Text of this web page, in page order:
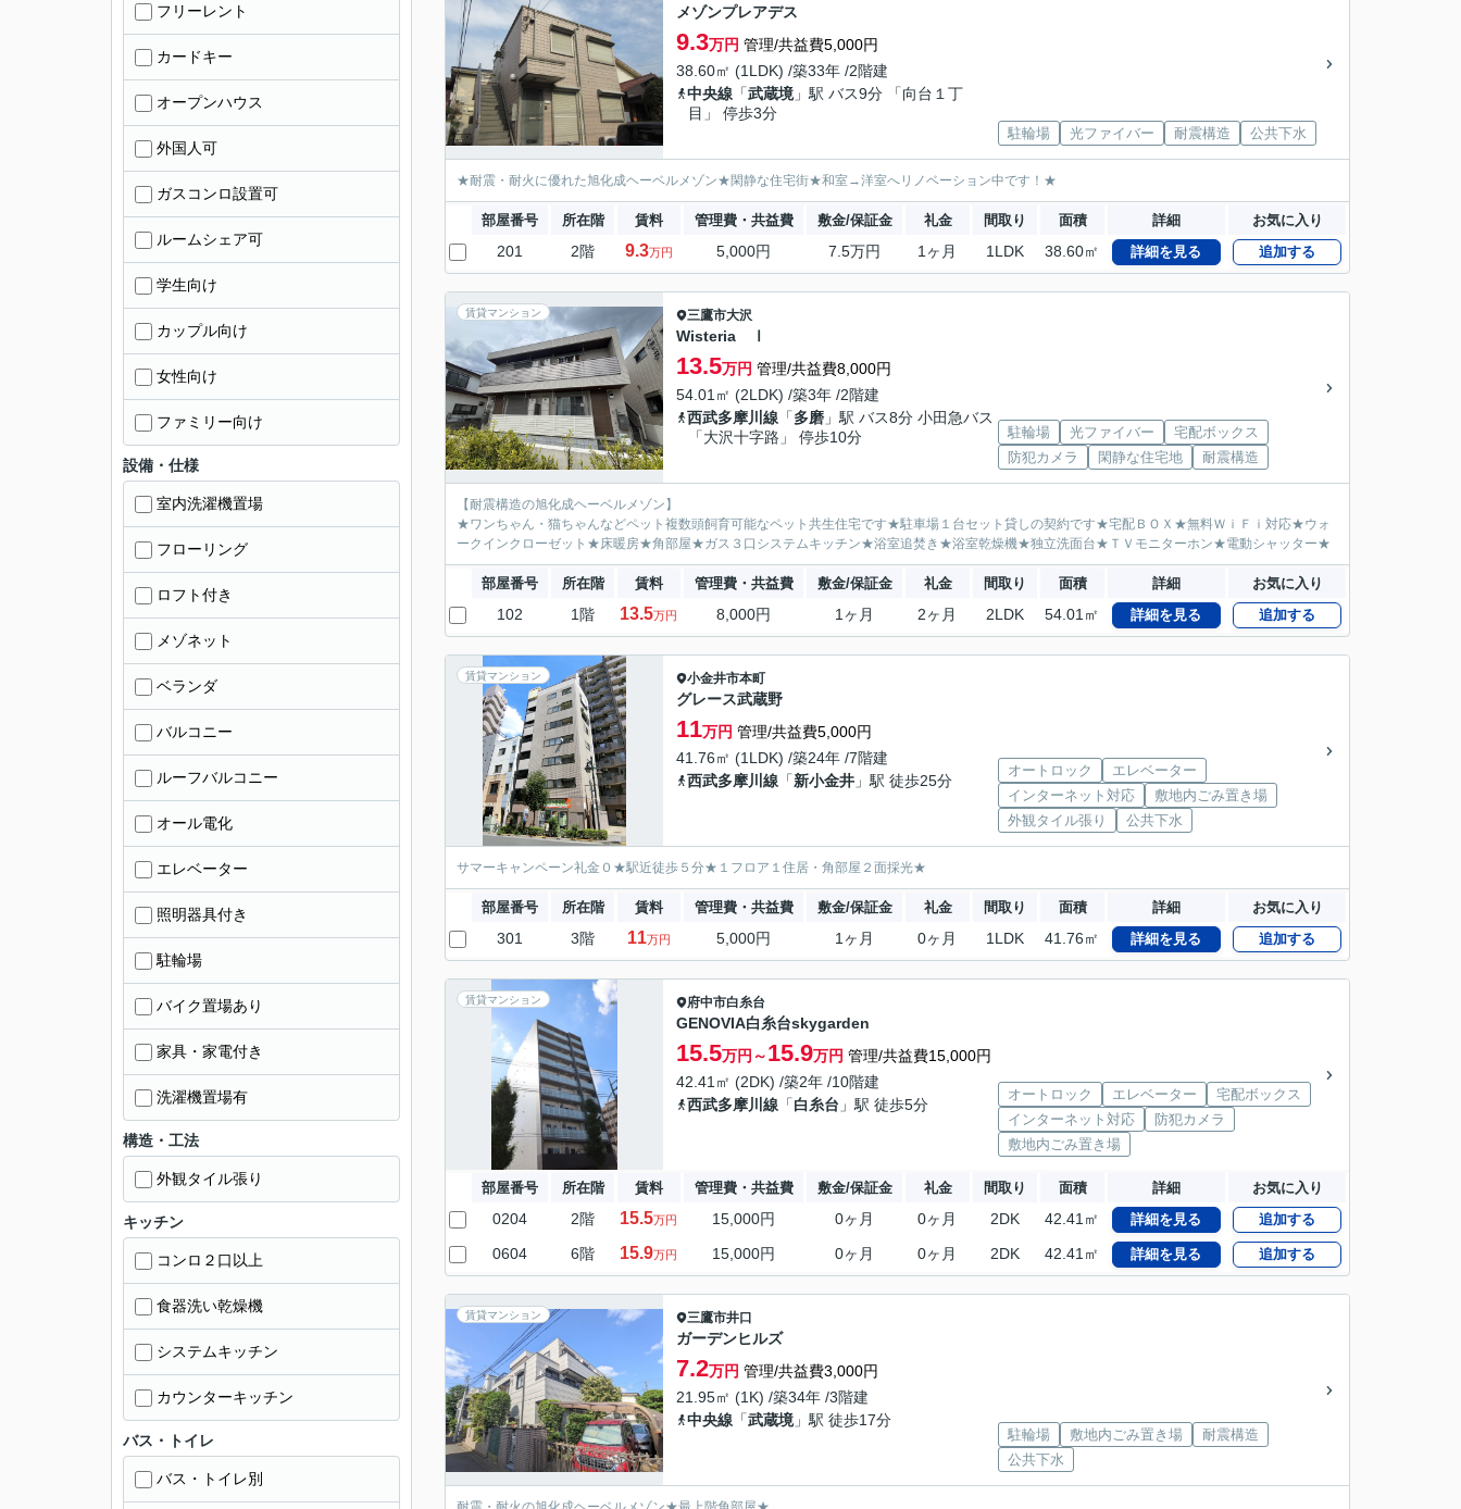
メゾンプレアデス
9.3万円 管理/共益費5,000円
38.60㎡ (1LDK) /築33年 /2階建
中央線 「武蔵境」駅 バス9分 「向台１丁
目」 停歩3分
駐輪場 光ファイバー 耐震構造 公共下水
★耐震・耐火に優れた旭化成ヘーベルメゾン★閑静な住宅街★和室→洋室へリノベーション中です！★
部屋番号 所在階 賃料 管理費・共益費 敷金/保証金 礼金 間取り 面積 詳細 お気に入り
201 2階 9.3万円 5,000円 7.5万円 1ヶ月 1LDK 38.60㎡ 詳細を見る 追加する
賃貸マンション 三鷹市大沢
Wisteria Ⅰ
13.5万円 管理/共益費8,000円
54.01㎡ (2LDK) /築3年 /2階建
西武多摩川線 「多磨 」駅 バス8分 小田急バス
「大沢十字路」 停歩10分
駐輪場 光ファイバー
宅配ボックス
防犯カメラ
閑静な住宅地 耐震構造
【耐震構造の旭化成ヘーベルメゾン】
★ワンちゃん・猫ちゃんなどペット複数頭飼育可能なペット共生住宅です★駐車場１台セット貸しの契約です★宅配ＢＯＸ★無料ＷｉＦｉ対応★ウォ
ークインクローゼット★床暖房★角部屋★ガス３口システムキッチン★浴室追焚き★浴室乾燥機★独立洗面台★ＴＶモニターホン★電動シャッター★
部屋番号 所在階 賃料 管理費・共益費 敷金/保証金 礼金 間取り 面積 詳細 お気に入り
102 1階 13.5万円 8,000円 1ヶ月 2ヶ月 2LDK 54.01㎡ 詳細を見る 追加する
賃貸マンション 小金井市本町
グレース武蔵野
11万円 管理/共益費5,000円
41.76㎡ (1LDK) /築24年 /7階建
西武多摩川線 「新小金井 」駅 徒歩25分
オートロック
エレベーター
インターネット対応
敷地内ごみ置き場
外観タイル張り
公共下水
サマーキャンペーン礼金０★駅近徒歩５分★１フロア１住居・角部屋２面採光★
部屋番号 所在階 賃料 管理費・共益費 敷金/保証金 礼金 間取り 面積 詳細 お気に入り
301 3階 11万円 5,000円 1ヶ月 0ヶ月 1LDK 41.76㎡ 詳細を見る 追加する
賃貸マンション 府中市白糸台
GENOVIA白糸台skygarden
15.5万円～15.9万円 管理/共益費15,000円
42.41㎡ (2DK) /築2年 /10階建
西武多摩川線 「白糸台 」駅 徒歩5分
オートロック エレベーター
宅配ボックス
インターネット対応
防犯カメラ
敷地内ごみ置き場
部屋番号 所在階 賃料 管理費・共益費 敷金/保証金 礼金 間取り 面積 詳細 お気に入り
0204 2階 15.5万円 15,000円 0ヶ月 0ヶ月 2DK 42.41㎡ 詳細を見る 追加する
0604 6階 15.9万円 15,000円 0ヶ月 0ヶ月 2DK 42.41㎡ 詳細を見る 追加する
賃貸マンション 三鷹市井口
ガーデンヒルズ
7.2万円 管理/共益費3,000円
21.95㎡ (1K) /築34年 /3階建
中央線 「武蔵境」駅 徒歩17分
駐輪場 敷地内ごみ置き場
耐震構造
公共下水
フリーレント
カードキー
オープンハウス
外国人可
ガスコンロ設置可
ルームシェア可
学生向け
カップル向け
女性向け
ファミリー向け
設備・仕様
室内洗濯機置場
フローリング
ロフト付き
メゾネット
ベランダ
バルコニー
ルーフバルコニー
オール電化
エレベーター
照明器具付き
駐輪場
バイク置場あり
家具・家電付き
洗濯機置場有
構造・工法
外観タイル張り
キッチン
コンロ２口以上
食器洗い乾燥機
システムキッチン
カウンターキッチン
バス・トイレ
バス・トイレ別